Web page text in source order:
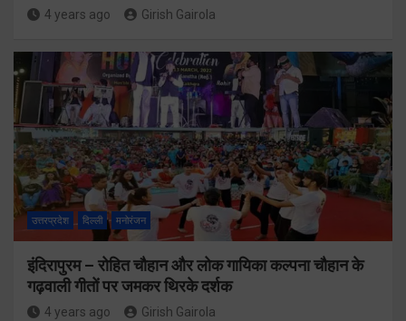
4 years ago Girish Gairola
उत्तरप्रदेश दिल्ली मनोरंजन
इंदिरापुरम – रोहित चौहान और लोक गायिका कल्पना चौहान के
गढ़वाली गीतों पर जमकर थिरके दर्शक
4 years ago Girish Gairola